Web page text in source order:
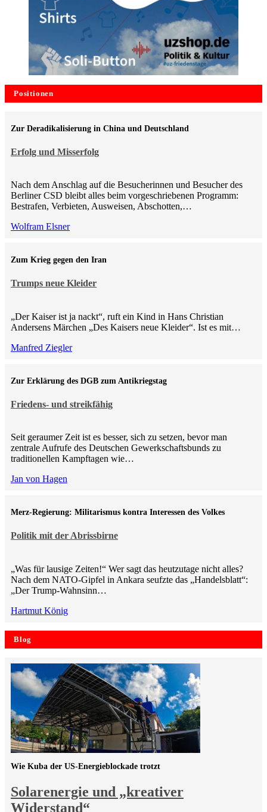
Positionen
Erfolg und Misserfolg
Zur Deradikalisierung in China und Deutschland
Nach dem Anschlag auf die Besucherinnen und Besucher des
Berliner CSD bleibt alles beim vorgeschriebenen Programm:
Bestrafen, Verbieten, Ausweisen, Abschotten,…
Wolfram Elsner
Trumps neue Kleider
Zum Krieg gegen den Iran
„Der Kaiser ist ja nackt“, ruft ein Kind in Hans Christian
Andersens Märchen „Des Kaisers neue Kleider“. Ist es mit…
Manfred Ziegler
Friedens- und streikfähig
Zur Erklärung des DGB zum Antikriegstag
Seit geraumer Zeit ist es besser, sich zu setzen, bevor man
zentrale Aufrufe des Deutschen Gewerkschaftsbunds zu
traditionellen Kampftagen wie…
Jan von Hagen
Politik mit der Abrissbirne
Merz-Regierung: Militarismus kontra Inte­ressen des Volkes
„Was für lausige Zeiten!“ Wer sagt das heutzutage nicht alles?
Nach dem NATO-Gipfel in Ankara seufzte das „Handelsblatt“:
„Der Trump-Wahnsinn…
Hartmut König
Blog
Solarenergie und „kreativer
Widerstand“
Wie Kuba der US-Energieblockade trotzt